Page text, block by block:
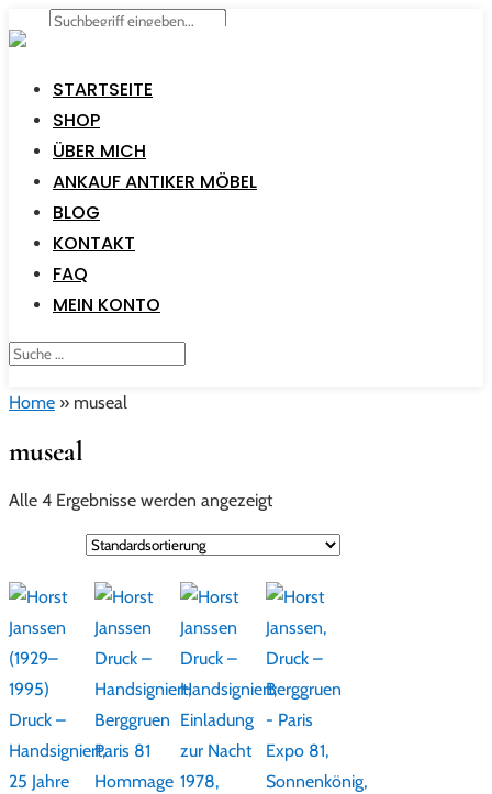
STARTSEITE
SHOP
ÜBER MICH
ANKAUF ANTIKER MÖBEL
BLOG
KONTAKT
FAQ
MEIN KONTO
Home » museal
museal
Alle 4 Ergebnisse werden angezeigt